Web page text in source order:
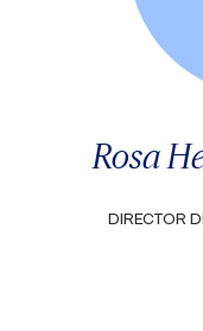
Rosa
DIRECTOR